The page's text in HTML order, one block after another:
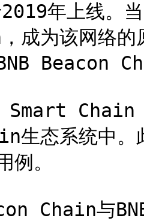
年上线。
成为该网络
Beacon
Smart
生态系统中。
例。
Chain与